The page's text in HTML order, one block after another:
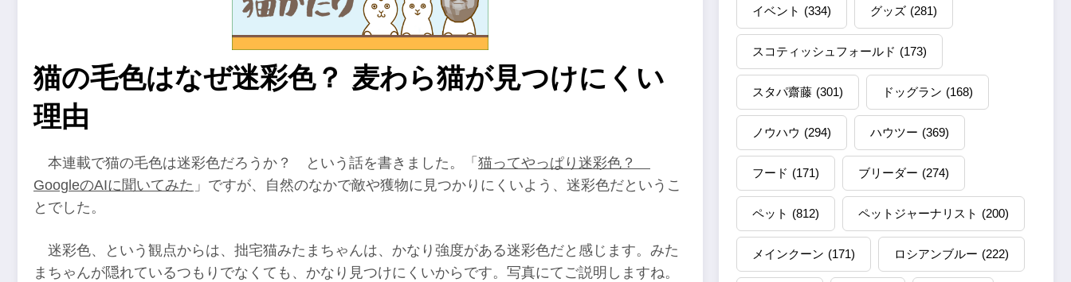
猫の毛色はなぜ迷彩色？ 麦わら猫が見つけにくい
理由
本連載で猫の毛色は迷彩色だろうか？ という話を書きました。「 猫ってやっぱり迷彩色？
GoogleのAIに聞いてみた 」ですが、自然のなかで敵や獲物に見つかりにくいよう、迷彩色だというこ
とでした。
迷彩色、という観点からは、拙宅猫みたまちゃんは、かなり強度がある迷彩色だと感じます。みた
まちゃんが隠れているつもりでなくても、かなり見つけにくいからです。写真にてご説明しますね。
イベント (334) グッズ (281)
スコティッシュフォールド (173)
スタパ齋藤 (301) ドッグラン (168)
ノウハウ (294) ハウツー (369)
フード (171) ブリーダー (274)
ペット (812) ペットジャーナリスト (200)
メインクーン (171) ロシアンブルー (222)